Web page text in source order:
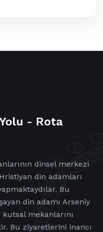
- Rota
dinsel merkezi
din adamları
Bu
din adamı Arseniy
mekanlarını
Bu ziyaretlerini inancı